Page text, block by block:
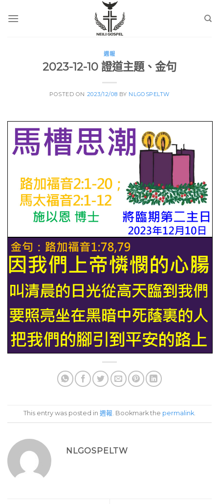
週報
2023-12-10 證道主題、金句
POSTED ON 2023/12/08 BY NLGOSPELTW
This entry was posted in 週報. Bookmark the permalink.
NLGOSPELTW